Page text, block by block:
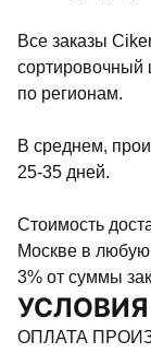
Все заказы
сортировочный
по регионам.
В среднем,
25-35 дней.
Стоимость
Москве в любую
3% от суммы
ОПЛАТА